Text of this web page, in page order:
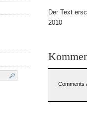
Der Text
2010
Comments